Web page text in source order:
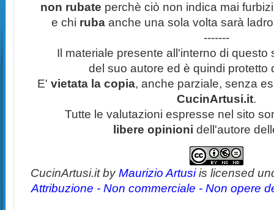
non rubate perchè ciò non indica mai
e chi ruba anche una sola volta sarà
-------
Il materiale presente all'interno di questo
del suo autore ed è quindi protetto
E' vietata la copia, anche parziale, senza
CucinArtusi.it.
Tutte le valutazioni espresse nel sito
libere opinioni dell'autore
CucinArtusi.itbyMaurizio Artusiis licensed
Attribuzione - Non commerciale - Non opere